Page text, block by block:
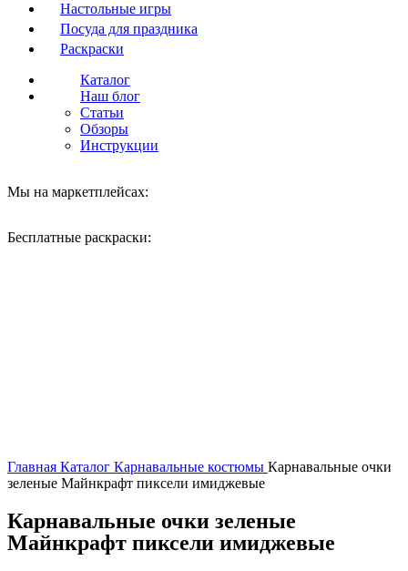
Настольные игры
Посуда для праздника
Раскраски
Каталог
Наш блог
Статьи
Обзоры
Инструкции
Мы на маркетплейсах:
Бесплатные раскраски:
Главная Каталог Карнавальные костюмы Карнавальные очки
зеленые Майнкрафт пиксели имиджевые
Карнавальные очки зеленые
Майнкрафт пиксели имиджевые